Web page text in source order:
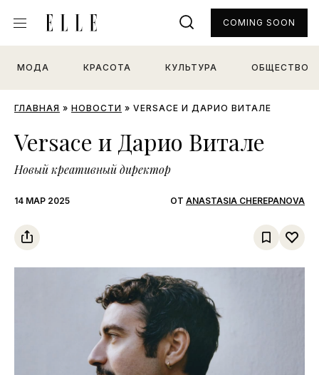
МОДА КРАСОТА КУЛЬТУРА ОБЩЕСТВО
COMING SOON
ГЛАВНАЯ » НОВОСТИ » VERSACE И ДАРИО ВИТАЛЕ
Versace и Дарио Витале
Новый креативный директор
14 МАР 2025 ОТ ANASTASIA CHEREPANOVA